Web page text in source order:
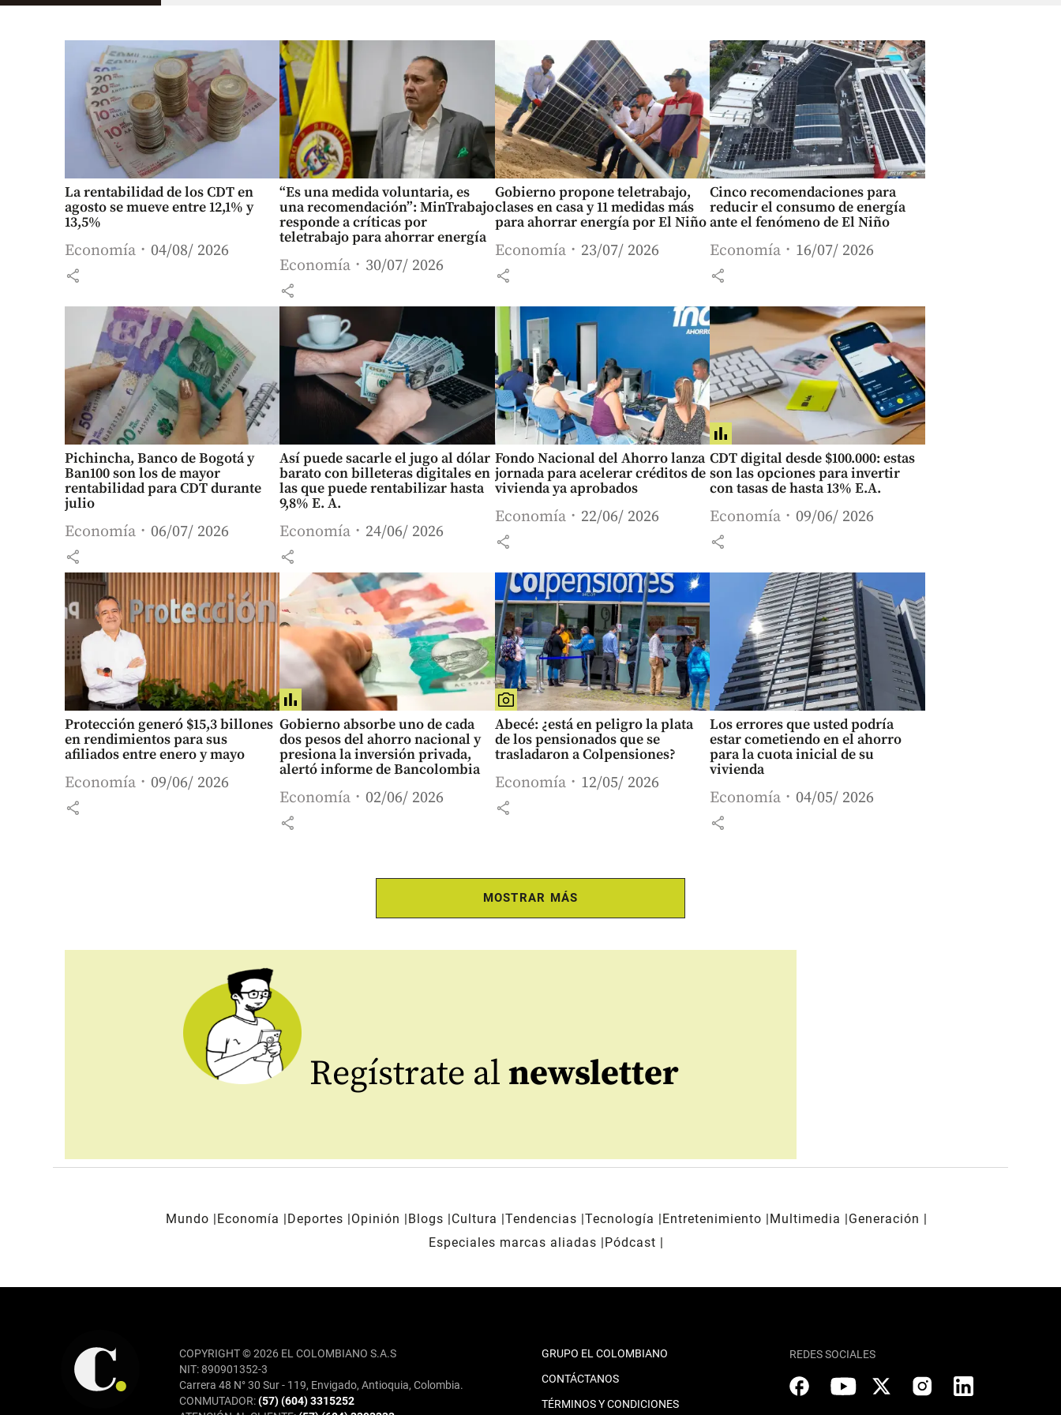
La rentabilidad de los CDT en
agosto se mueve entre 12,1% y
13,5%
Economía 04/08/ 2026
share
“Es una medida voluntaria, es
una recomendación”: MinTrabajo
responde a críticas por
teletrabajo para ahorrar energía
Economía 30/07/ 2026
share
Gobierno propone teletrabajo,
clases en casa y 11 medidas más
para ahorrar energía por El Niño
Economía 23/07/ 2026
share
Cinco recomendaciones para
reducir el consumo de energía
ante el fenómeno de El Niño
Economía 16/07/ 2026
share
Pichincha, Banco de Bogotá y
Ban100 son los de mayor
rentabilidad para CDT durante
julio
Economía 06/07/ 2026
share
Así puede sacarle el jugo al dólar
barato con billeteras digitales en
las que puede rentabilizar hasta
9,8% E. A.
Economía 24/06/ 2026
share
Fondo Nacional del Ahorro lanza
jornada para acelerar créditos de
vivienda ya aprobados
Economía 22/06/ 2026
share
CDT digital desde $100.000: estas
son las opciones para invertir
con tasas de hasta 13% E.A.
Economía 09/06/ 2026
share
Protección generó $15,3 billones
en rendimientos para sus
afiliados entre enero y mayo
Economía 09/06/ 2026
share
Gobierno absorbe uno de cada
dos pesos del ahorro nacional y
presiona la inversión privada,
alertó informe de Bancolombia
Economía 02/06/ 2026
share
Abecé: ¿está en peligro la plata
de los pensionados que se
trasladaron a Colpensiones?
Economía 12/05/ 2026
share
Los errores que usted podría
estar cometiendo en el ahorro
para la cuota inicial de su
vivienda
Economía 04/05/ 2026
share
MOSTRAR MÁS
Regístrate al newsletter
Mundo Economía Deportes Opinión Blogs Cultura Tendencias Tecnología Entretenimiento Multimedia
Generación
Especiales marcas aliadas
Pódcast
COPYRIGHT © 2026 EL COLOMBIANO S.A.S
NIT: 890901352-3
Carrera 48 N° 30 Sur - 119, Envigado, Antioquia, Colombia.
CONMUTADOR:(57) (604) 3315252
GRUPO EL COLOMBIANO
CONTÁCTANOS
TÉRMINOS Y CONDICIONES
REDES SOCIALES